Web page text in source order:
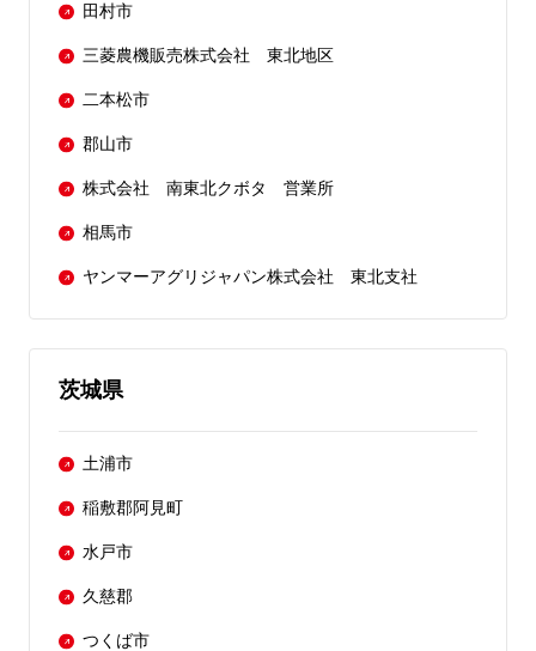
田村市
三菱農機販売株式会社 東北地区
二本松市
郡山市
株式会社 南東北クボタ 営業所
相馬市
ヤンマーアグリジャパン株式会社 東北支社
茨城県
土浦市
稲敷郡阿見町
水戸市
久慈郡
つくば市